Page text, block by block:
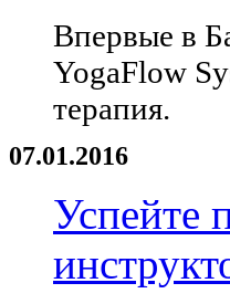
Впервые в
YogaFlow
терапия.
07.01.2016
Успейте